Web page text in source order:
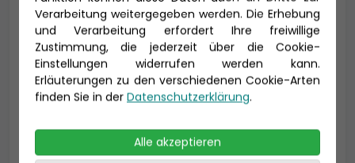
Geburtsdatum
Verarbeitung weitergegeben werden. Die Erhebung
und Verarbeitung erfordert Ihre freiwillige
Zustimmung, die jederzeit über die Cookie-
Einstellungen widerrufen werden kann.
Erläuterungen zu den verschiedenen Cookie-Arten
finden Sie in der Datenschutzerklärung.
Alle akzeptieren